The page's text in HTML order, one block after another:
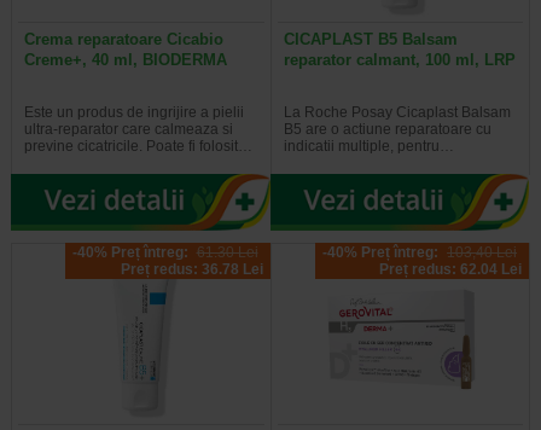
Crema reparatoare Cicabio
Creme+, 40 ml, BIODERMA
Este un produs de ingrijire a pielii
ultra-reparator care calmeaza si
previne cicatricile. Poate fi folosit…
CICAPLAST B5 Balsam
reparator calmant, 100 ml, LRP
La Roche Posay Cicaplast Balsam
B5 are o actiune reparatoare cu
indicatii multiple, pentru…
-40% Preț întreg: 61.30 Lei
Preț redus: 36.78 Lei
-40% Preț întreg: 103,40 Lei
Preț redus: 62.04 Lei